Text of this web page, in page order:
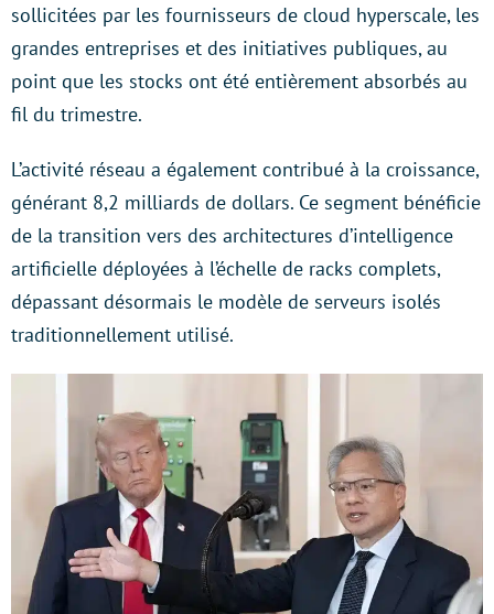
sollicitées par les fournisseurs de cloud hyperscale, les
grandes entreprises et des initiatives publiques, au
point que les stocks ont été entièrement absorbés au
fil du trimestre.
L’activité réseau a également contribué à la croissance,
générant 8,2 milliards de dollars. Ce segment bénéficie
de la transition vers des architectures d’intelligence
artificielle déployées à l’échelle de racks complets,
dépassant désormais le modèle de serveurs isolés
traditionnellement utilisé.